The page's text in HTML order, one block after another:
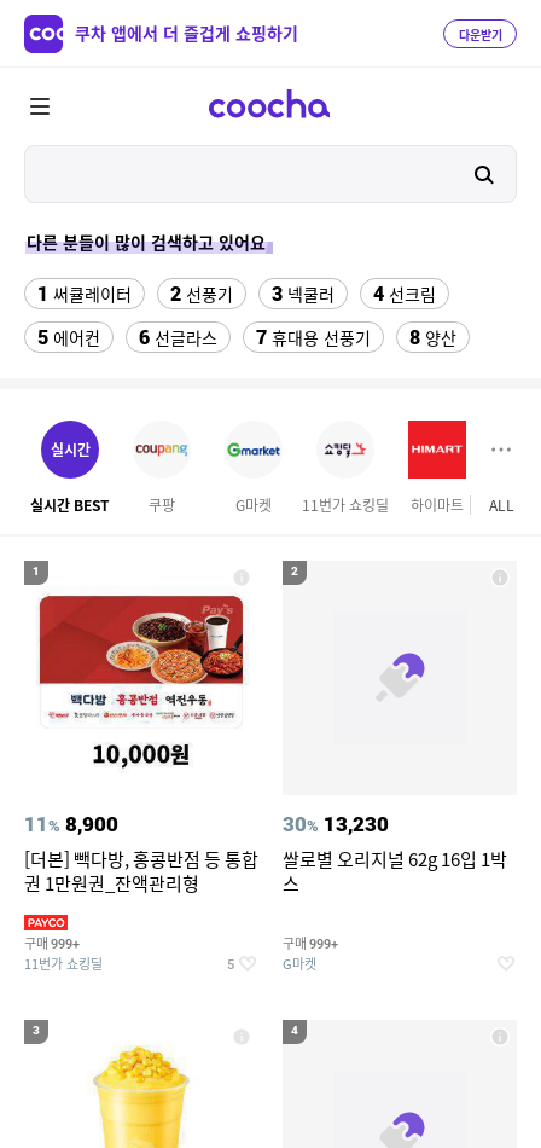
쿠차 앱에서 더 즐겁게 쇼핑하기 다운받기
다른 분들이 많이 검색하고 있어요
1 써큘레이터 2 선풍기 3 넥쿨러 4 선크림
5 에어컨 6 선글라스 7 휴대용 선풍기 8 양산
12 삼성갤럭시북프로, 32gb, win11포함 갤럭시 자급제
14 크록스 에코 클로그
16 다이소C타입 to HDMI 미러링 케이블
나노 게르마늄 의료기 침대
19 성인용세발자전거중고
ALL
실시간
실시간 BEST 쿠팡 G마켓 11번가 쇼킹딜 하이마트 마이리
1
11% 8,900
[더본] 빽다방, 홍콩반점 등 통합
권 1만원권_잔액관리형
구매 999+
11번가 쇼킹딜 5
2
30% 13,230
쌀로별 오리지널 62g 16입 1박
스
구매 999+
G마켓
3 4